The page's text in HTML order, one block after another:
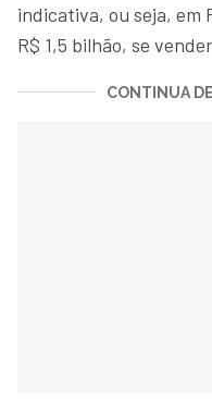
indicativa, ou seja, em
R$ 1,5 bilhão, se
CONTINUA